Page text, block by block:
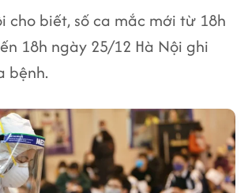
cho biết, số ca mắc mới từ 18h
18h ngày 25/12 Hà Nội ghi
bệnh.